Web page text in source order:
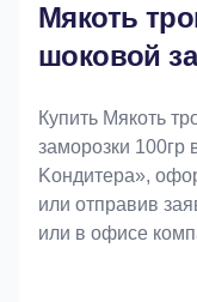
Мякоть
шоковой
Купить Мякоть
заморозки
Koндитeрa»,
или отправив
или в офисе